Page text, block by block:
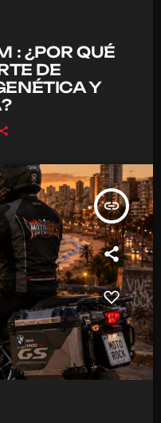
: ¿POR QUÉ
DE
Y
insert_link